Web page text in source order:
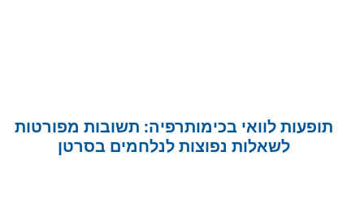
תופעות לוואי בכימותרפיה: תשובות מפורטות
לשאלות נפוצות לנלחמים בסרטן